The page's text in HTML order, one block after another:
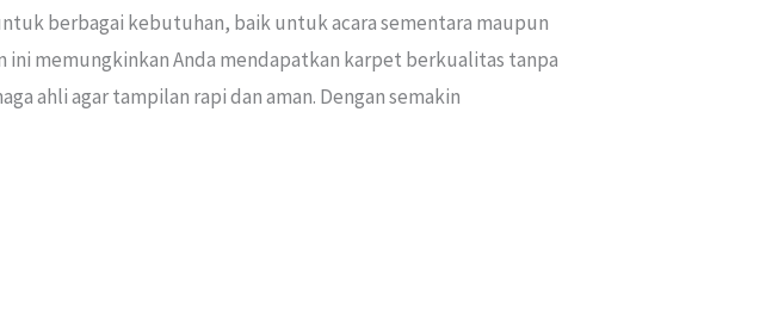
berbagai kebutuhan, baik untuk acara sementara maupun
ini memungkinkan Anda mendapatkan karpet berkualitas tanpa
ahli agar tampilan rapi dan aman. Dengan semakin